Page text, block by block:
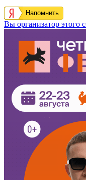
Напомнить
Вы организатор этого